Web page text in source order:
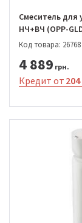
Смеситель для
НЧ+ВЧ (OPP-
Код товара: 26768
4 889 грн.
Кредит от